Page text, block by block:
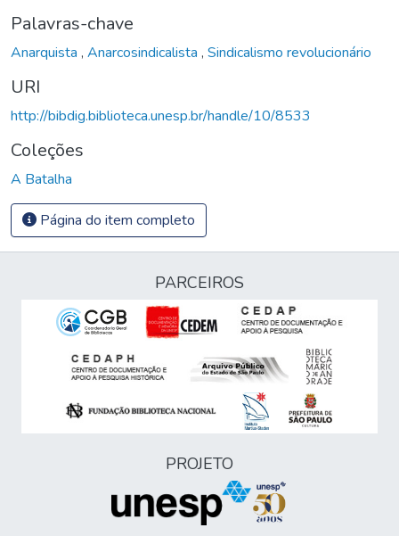
Palavras-chave
Anarquista , Anarcosindicalista , Sindicalismo revolucionário
URI
http://bibdig.biblioteca.unesp.br/handle/10/8533
Coleções
A Batalha
Página do item completo
PARCEIROS
PROJETO